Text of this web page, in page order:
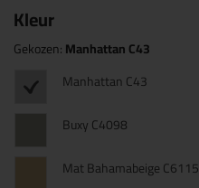
Kleur
Gekozen:Manhattan C43
Manhattan C43
Buxy C4098
Mat Bahamabeige C6115